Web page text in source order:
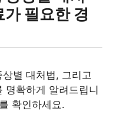
필요한 경
별 대처법, 그리고
명확하게 알려드립니
확인하세요.